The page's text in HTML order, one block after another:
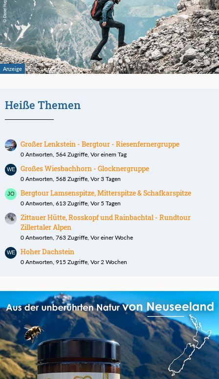
Heiße Themen
Großer Lenkstein - Bergtour - Riesenfernergruppe
0 Antworten, 564 Zugriffe, Vor einem Tag
Großes Wiesbachhorn - Glocknergruppe
0 Antworten, 568 Zugriffe, Vor 3 Tagen
Bergtour Lamsenspitze, Mitterspitze & Schafkarspitze
0 Antworten, 613 Zugriffe, Vor 5 Tagen
Zittauer Hütte, Rosskopf und Rainbachtal - Rundtour
Zillertaler Alpen
0 Antworten, 763 Zugriffe, Vor einer Woche
Hoher Dachstein
0 Antworten, 915 Zugriffe, Vor 2 Wochen